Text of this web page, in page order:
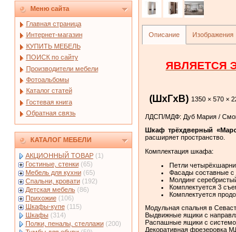
Меню сайта
Главная страница
Интернет-магазин
КУПИТЬ МЕБЕЛЬ
ПОИСК по сайту
Производители мебели
Фотоальбомы
Каталог статей
Гостевая книга
Обратная связь
КАТАЛОГ МЕБЕЛИ
АКЦИОННЫЙ ТОВАР (1)
Гостиные, стенки (65)
Мебель для кухни (65)
Спальни, кровати (192)
Детская мебель (86)
Прихожие (106)
Шкафы-купе (115)
Шкафы (314)
Полки, пеналы, стеллажи (200)
Описание Изображения
ЯВЛЯЕТСЯ
(ШxГxВ) 1350 × 570 ×
ЛДСП/МДФ: Дуб Мария /
Шкаф трёхдверный
расширяет пространство.
Комплектация шкафа:
Петли
Фасады составные с
Молдинг
Комплектуется 3
Комплектуется
Модульная спальня в
Выдвижные ящики с
Распашные ящики с
Декоративная фрезеровка